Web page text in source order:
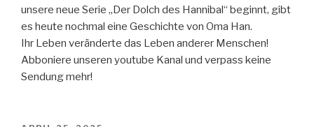
unsere neue Serie „Der Dolch des Hannibal“ beginnt, gibt
es heute nochmal eine Geschichte von Oma Han.
Ihr Leben veränderte das Leben anderer Menschen!
Abboniere unseren youtube Kanal und verpass keine
Sendung mehr!